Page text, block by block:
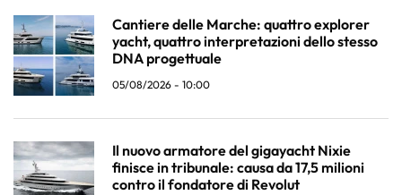
Cantiere delle Marche: quattro explorer
yacht, quattro interpretazioni dello stesso
DNA progettuale
05/08/2026 - 10:00
Il nuovo armatore del gigayacht Nixie
finisce in tribunale: causa da 17,5 milioni
contro il fondatore di Revolut